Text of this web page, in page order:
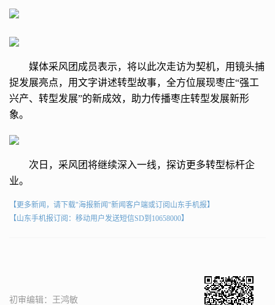
媒体采风团成员表示，将以此次走访为契机，用镜头捕
捉发展亮点，用文字讲述转型故事，全方位展现枣庄“强工
兴产、转型发展”的新成效，助力传播枣庄转型发展新形
象。
次日，采风团将继续深入一线，探访更多转型标杆企
业。
【更多新闻，请下载"海报新闻"新闻客户端或订阅山东手机报】
【山东手机报订阅：移动用户发送短信SD到10658000】
初审编辑：王鸿敏